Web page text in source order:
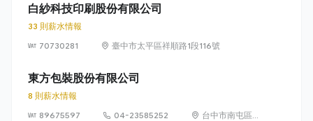
白紗科技印刷股份有限公司
33 則薪水情報
70730281
臺中市太平區祥順路1段116號
東方包裝股份有限公司
8 則薪水情報
89675597
04-23585252
台中市南屯區寶